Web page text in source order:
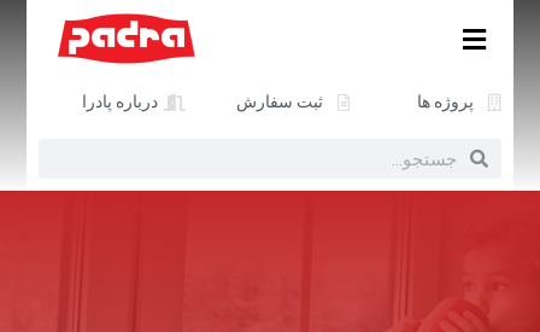
پروژه ها ثبت سفارش درباره پادرا